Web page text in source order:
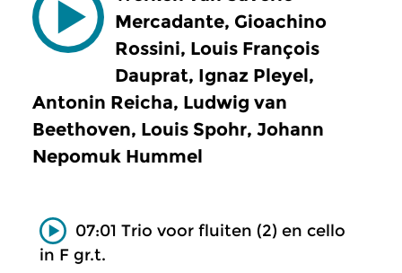
Mercadante, Gioachino
Rossini, Louis François
Dauprat, Ignaz Pleyel,
Antonin Reicha, Ludwig van
Beethoven, Louis Spohr, Johann
Nepomuk Hummel
07:01 Trio voor fluiten (2) en cello
in F gr.t.